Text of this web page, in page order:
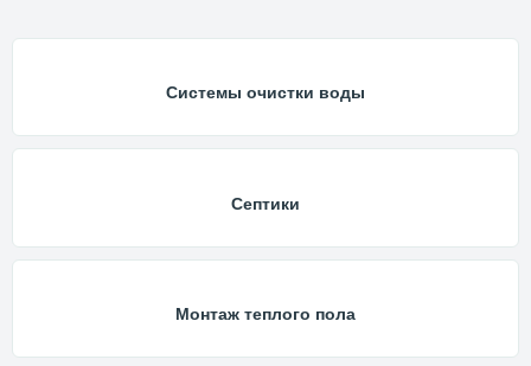
Системы очистки воды
Септики
Монтаж теплого пола